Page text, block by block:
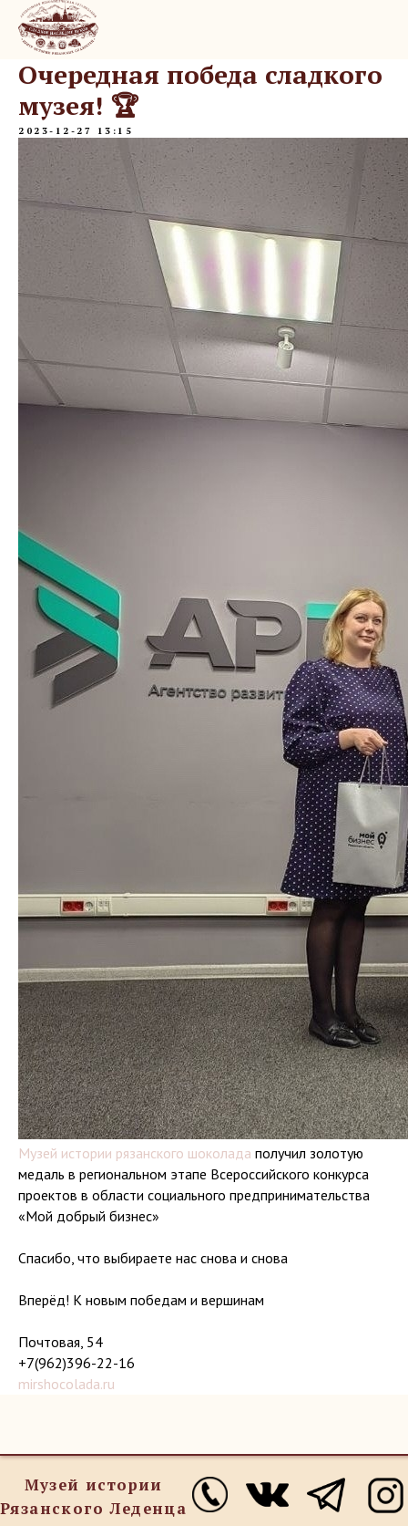
Очередная победа сладкого
музея! 🏆
2023-12-27 13:15
Музей истории рязанского шоколада получил золотую
медаль в региональном этапе Всероссийского конкурса
проектов в области социального предпринимательства
«Мой добрый бизнес»
Спасибо, что выбираете нас снова и снова
Вперёд! К новым победам и вершинам
Почтовая, 54
+7(962)396-22-16
mirshocolada.ru
Музей истории
Рязанского Леденца
Музей истории
Рязанской Чоколавы
Музей истории
шоколада ШОКОРУА
Музей " Рязанские
тайны Петра I"